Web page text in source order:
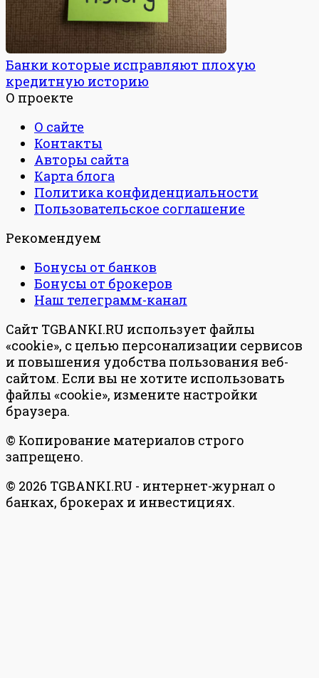
Банки которые исправляют плохую
кредитную историю
О проекте
О сайте
Контакты
Авторы сайта
Карта блога
Политика конфиденциальности
Пользовательское соглашение
Рекомендуем
Бонусы от банков
Бонусы от брокеров
Наш телеграмм-канал
Сайт TGBANKI.RU использует файлы
«cookie», с целью персонализации сервисов
и повышения удобства пользования веб-
сайтом. Если вы не хотите использовать
файлы «cookie», измените настройки
браузера.
© Копирование материалов строго
запрещено.
© 2026 TGBANKI.RU - интернет-журнал о
банках, брокерах и инвестициях.